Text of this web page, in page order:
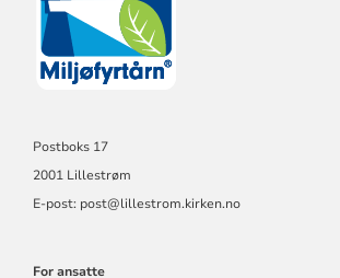
Postboks 17
2001 Lillestrøm
E-post: post@lillestrom.kirken.no
For ansatte